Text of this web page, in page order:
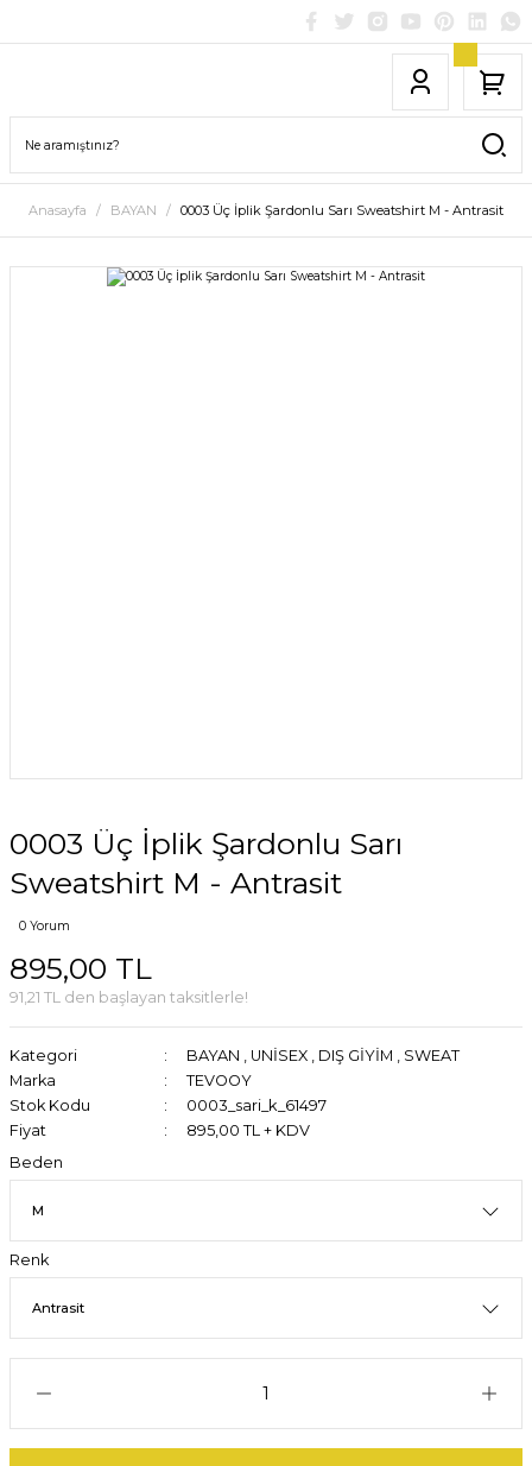
Anasayfa BAYAN 0003 Üç İplik Şardonlu Sarı Sweatshirt M - Antrasit
0003 Üç İplik Şardonlu Sarı
Sweatshirt M - Antrasit
0 Yorum
895,00 TL
91,21 TL den başlayan taksitlerle!
Kategori BAYAN , UNİSEX , DIŞ GİYİM , SWEAT
Marka
TEVOOY
Stok Kodu
0003_sari_k_61497
Fiyat
895,00 TL + KDV
Beden
Renk